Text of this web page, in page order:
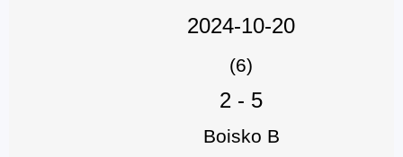
2024-10-20
(6)
2 - 5
Boisko B